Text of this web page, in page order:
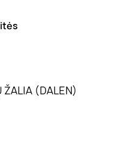
ŽALIA (DALEN)